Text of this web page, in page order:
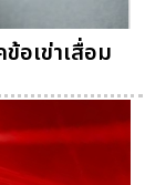
อเข่าเสื่อม